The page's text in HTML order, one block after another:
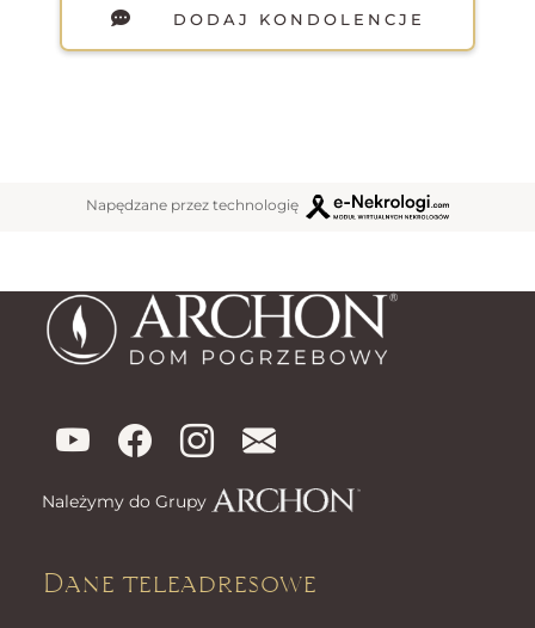
DODAJ KONDOLENCJE
Napędzane przez technologię
Należymy do Grupy
Dane teleadresowe